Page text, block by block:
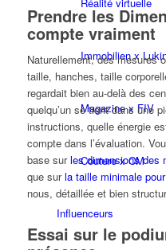
Immobilien x
Magazine x FIV
Couture x CM
Influenceurs
Prendre les
compte vraiment
Naturellement, des mesures
taille, hanches, taille
regardait bien au-delà des
quelqu’un se tient dans une
instructions, quelle énergie
compte dans l’évaluation.
base surles dimensions des
que surla taille minimale
nous, détaillée et bien
Essai sur le